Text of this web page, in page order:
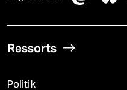
Ressorts
Politik